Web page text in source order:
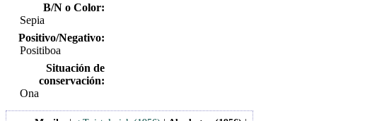
B/N o Color:
Sepia
Positivo/Negativo:
Positiboa
Situación de
conservación:
Ona